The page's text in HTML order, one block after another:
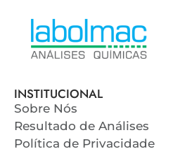
INSTITUCIONAL
Sobre Nós
Resultado de Análises
Política de Privacidade